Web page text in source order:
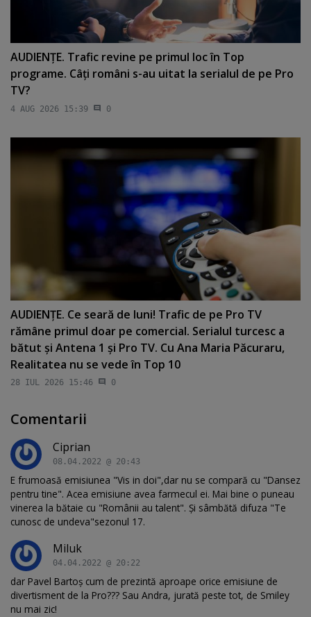
AUDIENŢE. Trafic revine pe primul loc în Top
programe. Câţi români s-au uitat la serialul de pe Pro
TV?
4 AUG 2026 15:39 0
AUDIENŢE. Ce seară de luni! Trafic de pe Pro TV
rămâne primul doar pe comercial. Serialul turcesc a
bătut şi Antena 1 şi Pro TV. Cu Ana Maria Păcuraru,
Realitatea nu se vede în Top 10
28 IUL 2026 15:46 0
Comentarii
Ciprian
08.04.2022 @ 20:43
E frumoasă emisiunea "Vis in doi",dar nu se compară cu "Dansez
pentru tine". Acea emisiune avea farmecul ei. Mai bine o puneau
vinerea la bătaie cu "Românii au talent". Și sâmbătă difuza "Te
cunosc de undeva"sezonul 17.
Miluk
04.04.2022 @ 20:22
dar Pavel Bartoș cum de prezintă aproape orice emisiune de
divertisment de la Pro??? Sau Andra, jurată peste tot, de Smiley
nu mai zic!